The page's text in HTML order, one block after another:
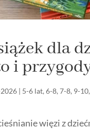
dla
i
| 5-6 lat,6-8,7-8, 9-10
więzi z